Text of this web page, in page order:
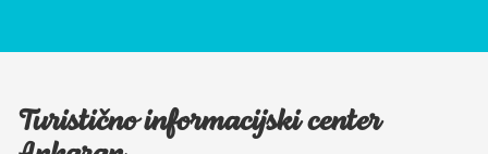
Turistično informacijski center